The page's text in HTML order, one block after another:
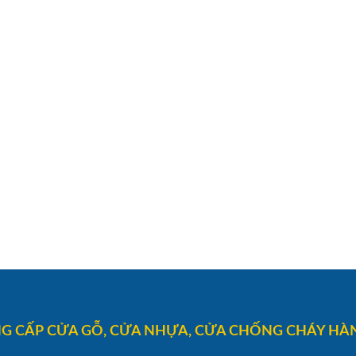
CẤP CỬA GỖ, CỬA NHỰA, CỬA CHỐNG CHÁY